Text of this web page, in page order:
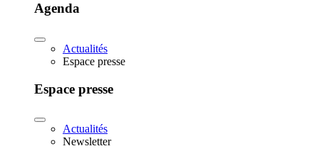
Agenda
Actualités
Espace presse
Espace presse
Actualités
Newsletter